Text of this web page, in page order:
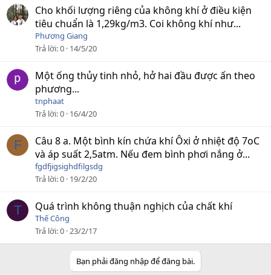
Cho khối lượng riêng của không khí ở điều kiện
tiêu chuẩn là 1,29kg/m3. Coi không khí như...
Phương Giang
Trả lời 0 14/5/20
Một ống thủy tinh nhỏ, hở hai đầu được ấn theo
phương...
tnphaat
Trả lời 0 16/4/20
F
Câu 8 a. Một bình kín chứa khí Ôxi ở nhiệt độ 7oC
và áp suất 2,5atm. Nếu đem bình phơi nắng ở...
fgdfjigsighdfilgsdg
Trả lời 0 19/2/20
T Quá trình không thuận nghịch của chất khí
Thế Công
Trả lời 0 23/2/17
Bạn phải đăng nhập để đăng bài.